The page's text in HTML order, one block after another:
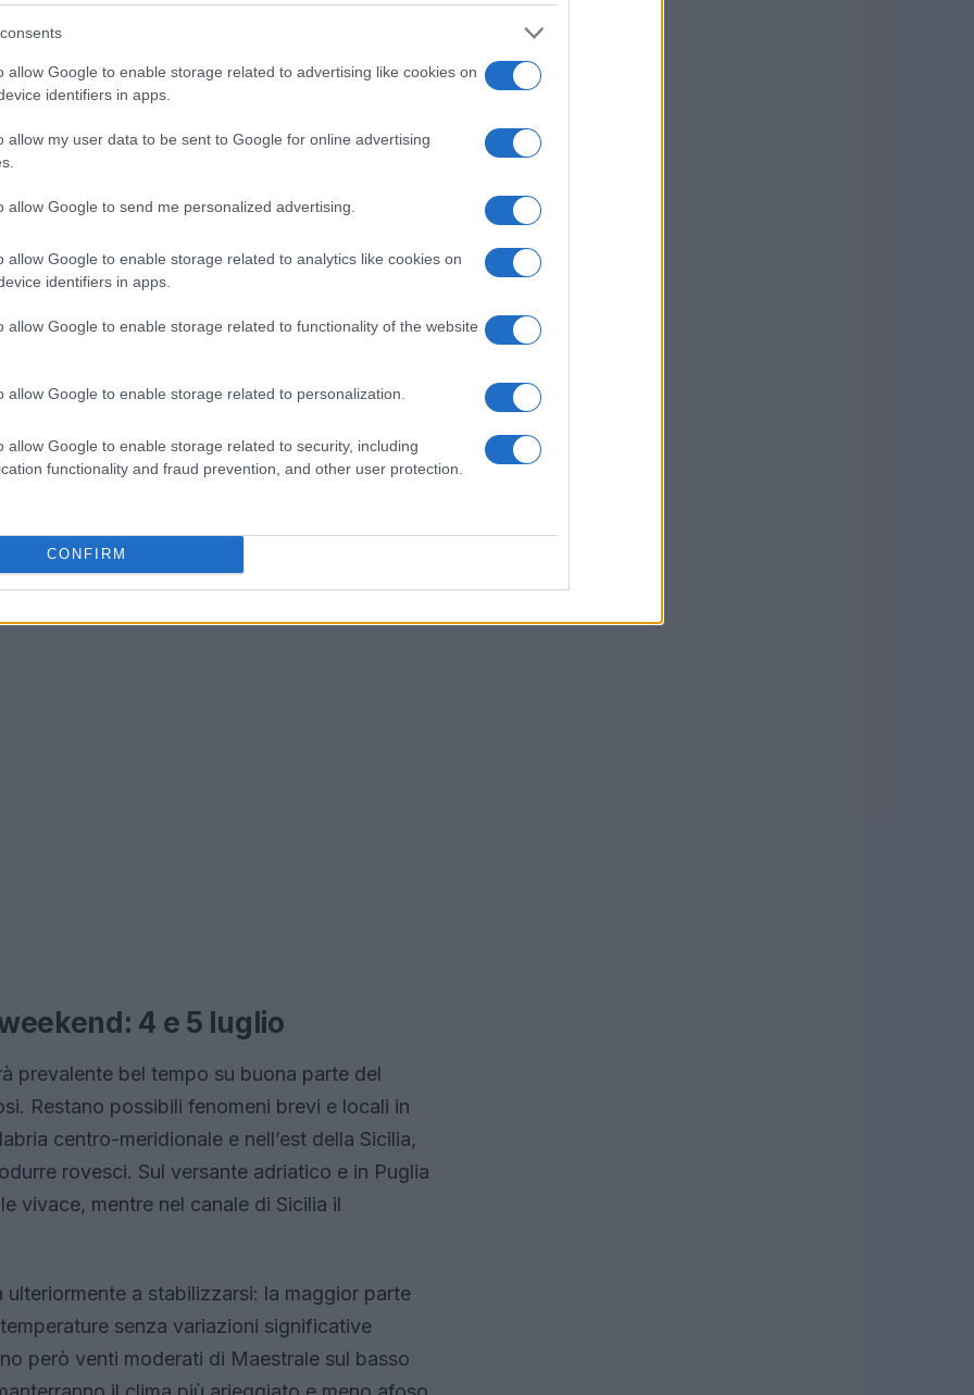
allow Google to enable storage related to advertising like cookies on
identifiers in apps.
allow my user data to be sent to Google for online advertising
allow Google to send me personalized advertising.
allow Google to enable storage related to analytics like cookies on
identifiers in apps.
allow Google to enable storage related to functionality of the website
allow Google to enable storage related to personalization.
allow Google to enable storage related to security, including
functionality and fraud prevention, and other user protection.
CONFIRM
e contesti regionali
saranno evidenti soprattutto sulle regioni
attesi i primi rovesci e temporali. Nel
si estenderà al Nord con nubi e temporali
grandinate e forti raffiche di vento,
Toscana
. Anche le zone interne del Centro
registrare temporali sparsi.
della ventilazione settentrionale,
venti di
basso Adriatico e Ionio. Questo contributo di
delle temperature massime, soprattutto nelle
dei tassi di
opprimenti.
4 e 5 luglio
prevalente bel tempo su buona parte del
Restano possibili fenomeni brevi e locali in
centro-meridionale e nell’est della Sicilia,
rovesci. Sul versante adriatico e in Puglia
vivace, mentre nel canale di Sicilia il
a stabilizzarsi: la maggior parte
senza variazioni significative
però venti moderati di Maestrale sul basso